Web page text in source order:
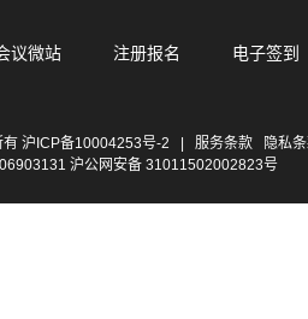
议微站 注册报名 电子签到
有 沪ICP备10004253号-2 服务条款
隐私
沪公网安备 31011502002823号